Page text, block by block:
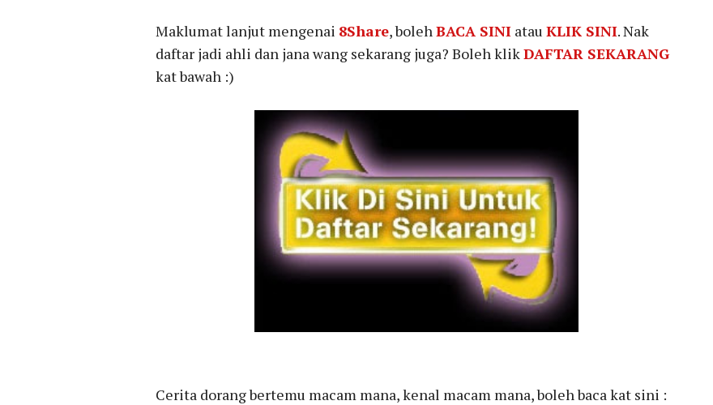
Maklumat lanjut mengenai 8Share, bolehBACA SINI atau KLIK SINI. Nak
daftar jadi ahli dan jana wang sekarang juga? Boleh klikDAFTAR SEKARANG
kat bawah :)
Cerita dorang bertemu macam mana, kenal macam mana, boleh baca kat sini :